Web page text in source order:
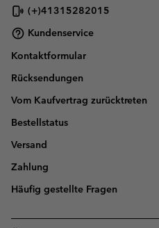
(+)41315282015
Kundenservice
Kontaktformular
Rücksendungen
Vom Kaufvertrag zurücktreten
Bestellstatus
Versand
Zahlung
Häufig gestellte Fragen